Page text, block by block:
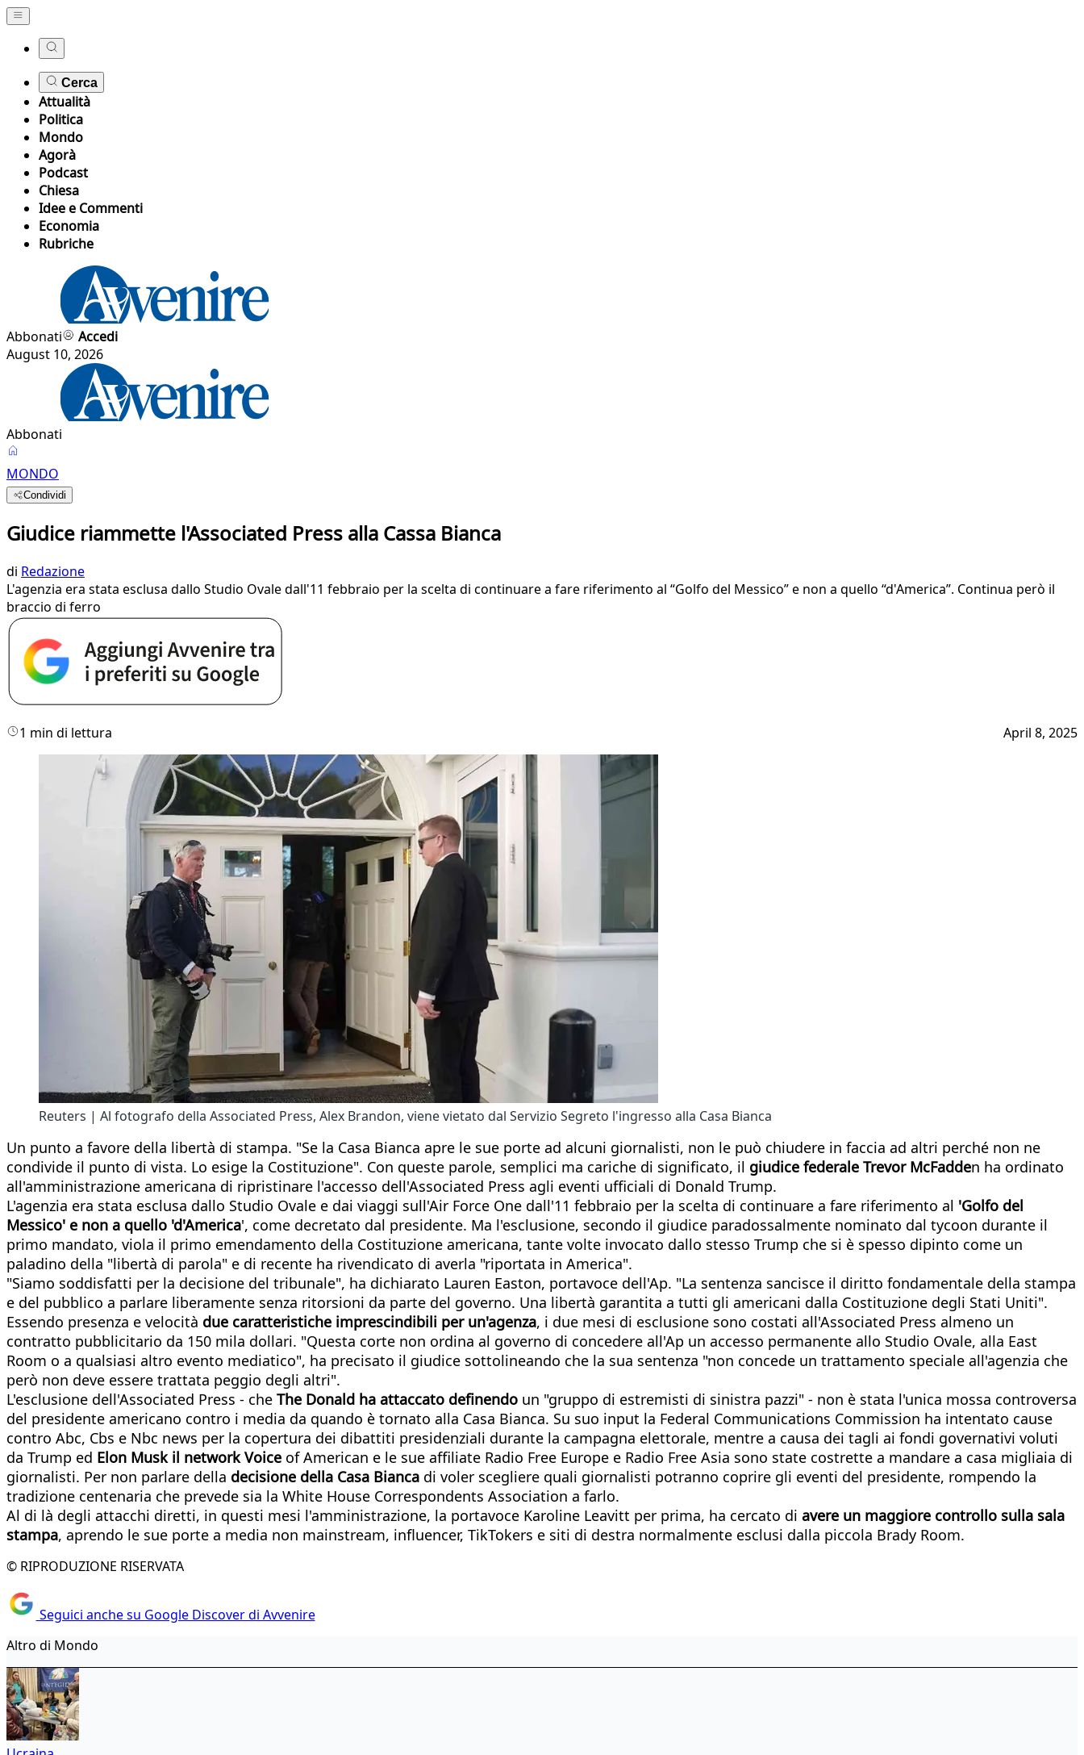
Cerca
Attualità
Politica
Mondo
Agorà
Podcast
Chiesa
Idee e Commenti
Economia
Rubriche
Abbonati
Accedi
August 10, 2026
Abbonati
MONDO
Condividi
Giudice riammette l'Associated Press alla Cassa Bianca
di Redazione
L'agenzia era stata esclusa dallo Studio Ovale dall'11 febbraio per la scelta di continuare a fare riferimento al “Golfo del Messico” e non a quello “d'America”. Continua però il
braccio di ferro
1 min di lettura April 8, 2025
Reuters | Al fotografo della Associated Press, Alex Brandon, viene vietato dal Servizio Segreto l'ingresso alla Casa Bianca
Un punto a favore della libertà di stampa. "Se la Casa Bianca apre le sue porte ad alcuni giornalisti, non le può chiudere in faccia ad altri perché non ne
condivide il punto di vista. Lo esige la Costituzione". Con queste parole, semplici ma cariche di significato, il giudice federale Trevor McFadden ha ordinato
all'amministrazione americana di ripristinare l'accesso dell'Associated Press agli eventi ufficiali di Donald Trump.
L'agenzia era stata esclusa dallo Studio Ovale e dai viaggi sull'Air Force One dall'11 febbraio per la scelta di continuare a fare riferimento al 'Golfo del
Messico' e non a quello 'd'America', come decretato dal presidente. Ma l'esclusione, secondo il giudice paradossalmente nominato dal tycoon durante il
primo mandato, viola il primo emendamento della Costituzione americana, tante volte invocato dallo stesso Trump che si è spesso dipinto come un
paladino della "libertà di parola" e di recente ha rivendicato di averla "riportata in America".
"Siamo soddisfatti per la decisione del tribunale", ha dichiarato Lauren Easton, portavoce dell'Ap. "La sentenza sancisce il diritto fondamentale della stampa
e del pubblico a parlare liberamente senza ritorsioni da parte del governo. Una libertà garantita a tutti gli americani dalla Costituzione degli Stati Uniti".
Essendo presenza e velocità due caratteristiche imprescindibili per un'agenza, i due mesi di esclusione sono costati all'Associated Press almeno un
contratto pubblicitario da 150 mila dollari. "Questa corte non ordina al governo di concedere all'Ap un accesso permanente allo Studio Ovale, alla East
Room o a qualsiasi altro evento mediatico", ha precisato il giudice sottolineando che la sua sentenza "non concede un trattamento speciale all'agenzia che
però non deve essere trattata peggio degli altri".
L'esclusione dell'Associated Press - che The Donald ha attaccato definendo un "gruppo di estremisti di sinistra pazzi" - non è stata l'unica mossa controversa
del presidente americano contro i media da quando è tornato alla Casa Bianca. Su suo input la Federal Communications Commission ha intentato cause
contro Abc, Cbs e Nbc news per la copertura dei dibattiti presidenziali durante la campagna elettorale, mentre a causa dei tagli ai fondi governativi voluti
da Trump ed Elon Musk il network Voice of American e le sue affiliate Radio Free Europe e Radio Free Asia sono state costrette a mandare a casa migliaia di
giornalisti. Per non parlare della decisione della Casa Bianca di voler scegliere quali giornalisti potranno coprire gli eventi del presidente, rompendo la
tradizione centenaria che prevede sia la White House Correspondents Association a farlo.
Al di là degli attacchi diretti, in questi mesi l'amministrazione, la portavoce Karoline Leavitt per prima, ha cercato di avere un maggiore controllo sulla sala
stampa, aprendo le sue porte a media non mainstream, influencer, TikTokers e siti di destra normalmente esclusi dalla piccola Brady Room.
© RIPRODUZIONE RISERVATA
Seguici anche su Google Discover di Avvenire
Altro di Mondo